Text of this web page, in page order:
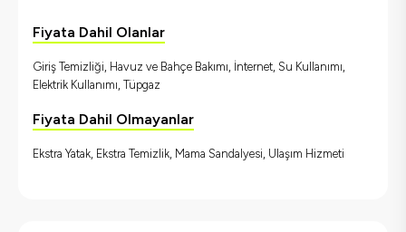
Fiyata Dahil Olanlar
Giriş Temizliği, Havuz ve Bahçe Bakımı, İnternet, Su Kullanımı,
Elektrik Kullanımı, Tüpgaz
Fiyata Dahil Olmayanlar
Ekstra Yatak, Ekstra Temizlik, Mama Sandalyesi, Ulaşım Hizmeti